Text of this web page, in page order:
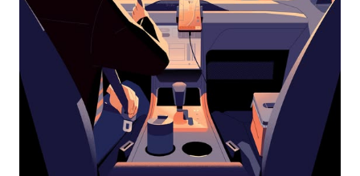
în
jos.
Închide
calendarul
apăsând
pe
butonul
Escape.